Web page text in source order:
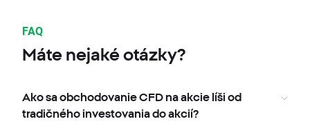
FAQ
Máte nejaké otázky?
Ako sa obchodovanie CFD na akcie líši od
tradičného investovania do akcií?